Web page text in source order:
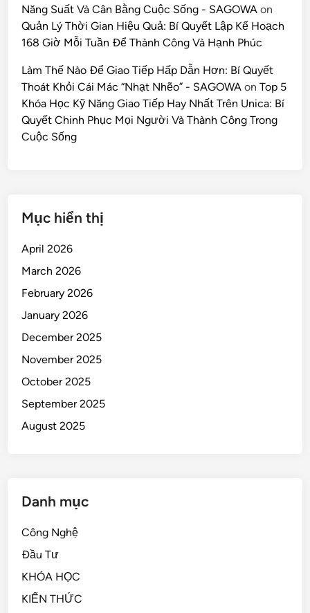
Năng Suất Và Cân Bằng Cuộc Sống - SAGOWA on
Quản Lý Thời Gian Hiệu Quả: Bí Quyết Lập Kế Hoạch
168 Giờ Mỗi Tuần Để Thành Công Và Hạnh Phúc
Làm Thế Nào Để Giao Tiếp Hấp Dẫn Hơn: Bí Quyết
Thoát Khỏi Cái Mác “Nhạt Nhẽo” - SAGOWA onTop 5
Khóa Học Kỹ Năng Giao Tiếp Hay Nhất Trên Unica: Bí
Quyết Chinh Phục Mọi Người Và Thành Công Trong
Cuộc Sống
Mục hiển thị
April 2026
March 2026
February 2026
January 2026
December 2025
November 2025
October 2025
September 2025
August 2025
Danh mục
Công Nghệ
Đầu Tư
KHÓA HỌC
KIẾN THỨC